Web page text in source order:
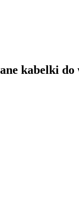
kabelki